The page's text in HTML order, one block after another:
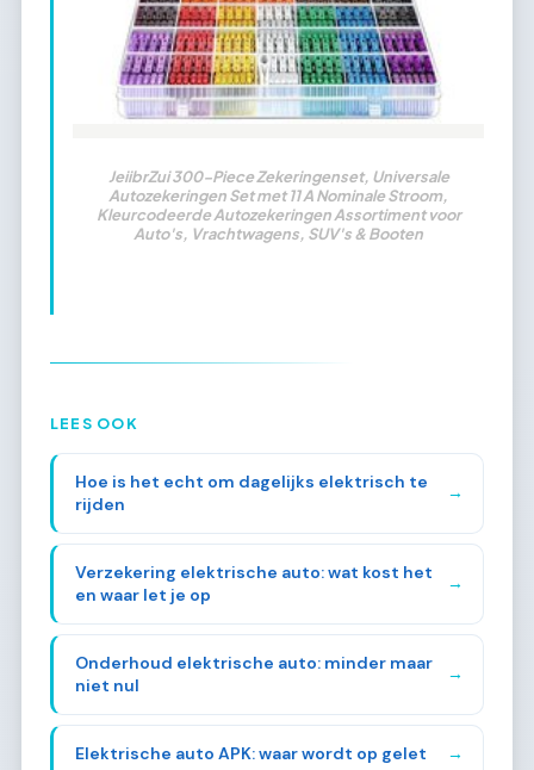
JeiibrZui 300-Piece Zekeringenset, Universale
Autozekeringen Set met 11 A Nominale Stroom,
Kleurcodeerde Autozekeringen Assortiment voor
Auto's, Vrachtwagens, SUV's & Booten
LEES OOK
Hoe is het echt om dagelijks elektrisch te
rijden
→
Verzekering elektrische auto: wat kost het
en waar let je op
→
Onderhoud elektrische auto: minder maar
niet nul
→
Elektrische auto APK: waar wordt op gelet →